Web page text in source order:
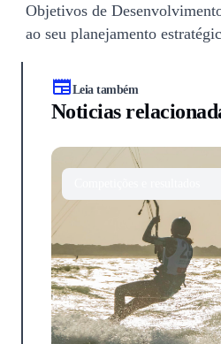
Objetivos de
ao seu planejamento
Leia também
Noticias